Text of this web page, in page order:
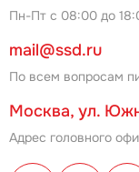
Пн-Пт с 08:00 до
mail@ssd.ru
По всем вопросам
Москва, ул.
Адрес головного